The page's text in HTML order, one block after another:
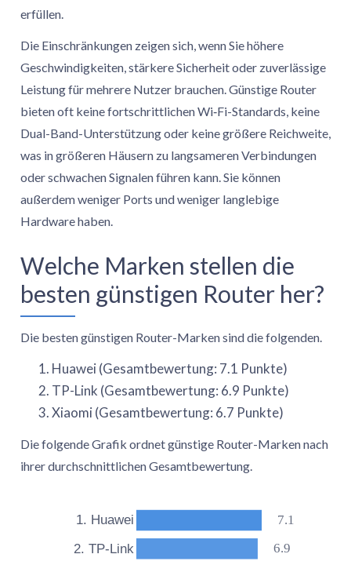
erfüllen.
Die Einschränkungen zeigen sich, wenn Sie höhere
Geschwindigkeiten, stärkere Sicherheit oder zuverlässige
Leistung für mehrere Nutzer brauchen. Günstige Router
bieten oft keine fortschrittlichen Wi‑Fi-Standards, keine
Dual-Band-Unterstützung oder keine größere Reichweite,
was in größeren Häusern zu langsameren Verbindungen
oder schwachen Signalen führen kann. Sie können
außerdem weniger Ports und weniger langlebige
Hardware haben.
Welche Marken stellen die
besten günstigen Router her?
Die besten günstigen Router-Marken sind die folgenden.
Huawei (Gesamtbewertung: 7.1 Punkte)
TP-Link (Gesamtbewertung: 6.9 Punkte)
Xiaomi (Gesamtbewertung: 6.7 Punkte)
Die folgende Grafik ordnet günstige Router-Marken nach
ihrer durchschnittlichen Gesamtbewertung.
1. Huawei
2. TP-Link
7.1
6.9